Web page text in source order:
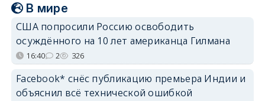
В мире
США попросили Россию освободить
осуждённого на 10 лет американца Гилмана
16:40 2 326
Facebook* снёс публикацию премьера Индии и
объяснил всё технической ошибкой